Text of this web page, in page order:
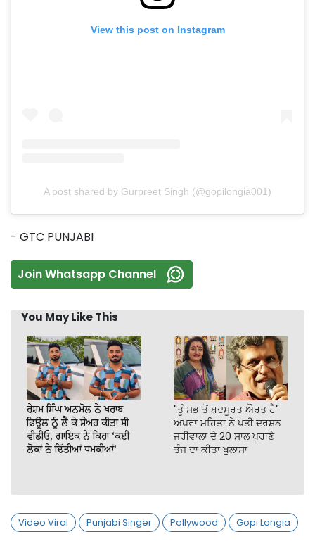
View this post on Instagram
A post shared by Gurpreet Singh (@gopilongia001)
- GTC PUNJABI
Join Whatsapp Channel
You May Like This
ਰੇਸ਼ਮ ਸਿੰਘ ਅਨਮੋਲ ਨੇ ਖਰਾਬ
ਫਿਊਲ ਨੂੰ ਲੈ ਕੇ ਸ਼ੇਅਰ ਕੀਤਾ ਸੀ
ਵੀਡੀਓ, ਗਾਇਕ ਨੇ ਕਿਹਾ ‘ਕਈ
ਲੋਕਾਂ ਨੇ ਦਿੱਤੀਆਂ ਧਮਕੀਆਂ’
"ਤੂੰ ਸਭ ਤੋਂ ਬਦਸੂਰਤ ਔਰਤ ਹੈ"
ਅਪਰਾ ਮਹਿਤਾ ਨੇ ਪਤੀ ਦਰਸ਼ਨ
ਜਰੀਵਾਲਾ ਦੇ 20 ਸਾਲ ਪੁਰਾਣੇ
ਤੰਜ ਦਾ ਕੀਤਾ ਖੁਲਾਸਾ
Video Viral Punjabi Singer Pollywood Gopi Longia